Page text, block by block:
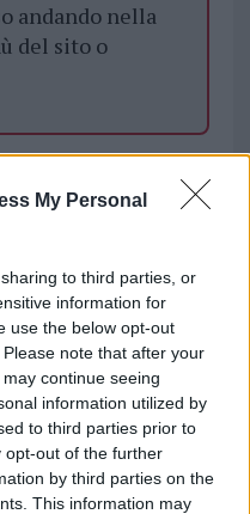
My Personal
to third parties, or
information for
use the below opt-out
note that after your
continue seeing
information utilized by
to third parties prior to
opt-out of the further
by third parties on the
This information may
andando nella
del sito o
segnalazioni,
le tue foto
al numero +39